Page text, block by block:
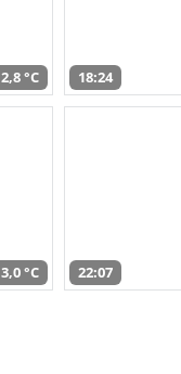
2,8 °C 18:24
3,0 °C 22:07